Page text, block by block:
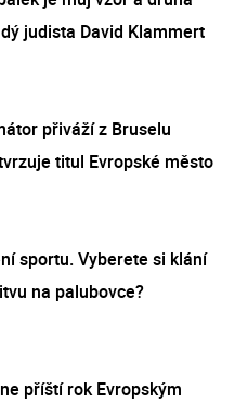
judista David Klammert
přiváží z Bruselu
titul Evropské město
sportu. Vyberete si klání
na palubovce?
příští rok Evropským